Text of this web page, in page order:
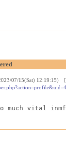
07/15(Sat) 12:19:15)
vital